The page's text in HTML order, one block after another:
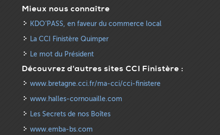
Mieux nous connaître
KDO’PASS, en faveur du commerce local
La CCI Finistère Quimper
Le mot du Président
Découvrez d'autres sites CCI Finistère :
www.bretagne.cci.fr/ma-cci/cci-finistere
www.halles-cornouaille.com
Les Secrets de nos Boîtes
www.emba-bs.com